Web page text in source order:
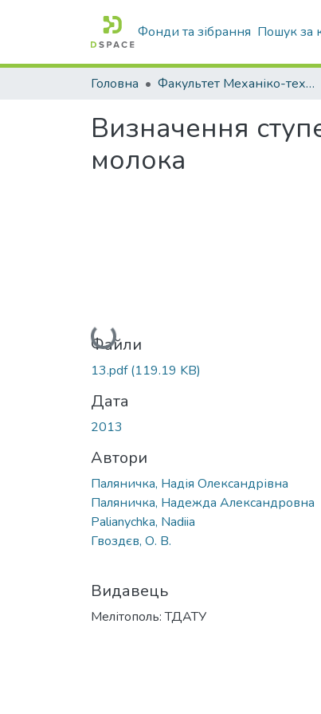
Фонди та зібрання Пошук за
Головна Факультет Механіко-технологічний
Визначення
молока
Вантажиться...
Файли
13.pdf(119.19 KB)
Дата
2013
Автори
Паляничка, Надія Олександрівна
Паляничка, Надежда Александровна
Palianychka, Nadiia
Гвоздєв, О. В.
Видавець
Мелітополь: ТДАТУ